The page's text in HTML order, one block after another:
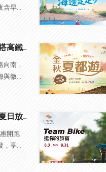
早...
高鐵聯票∣搭高鐵秋遊趣
向南，
微...
高鐵聯票∣夏日放電計畫START
開跑
享...